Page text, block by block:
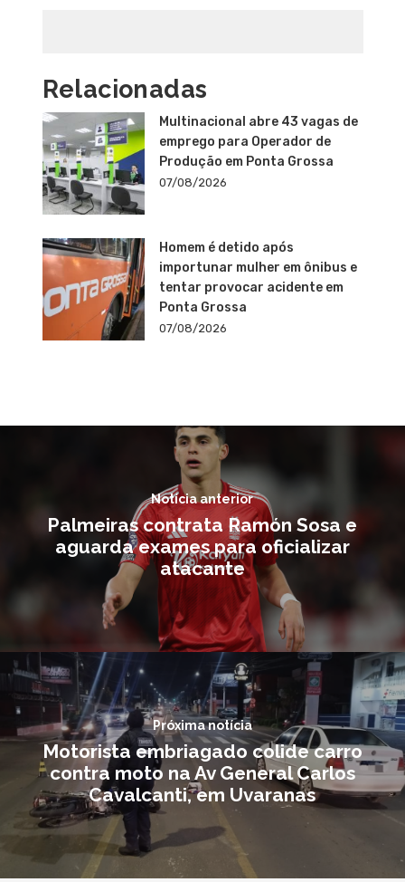
Relacionadas
Multinacional abre 43 vagas de
emprego para Operador de
Produção em Ponta Grossa
07/08/2026
Homem é detido após
importunar mulher em ônibus e
tentar provocar acidente em
Ponta Grossa
07/08/2026
Notícia anterior
Palmeiras contrata Ramón Sosa e
aguarda exames para oficializar
atacante
Próxima notícia
Motorista embriagado colide carro
contra moto na Av General Carlos
Cavalcanti, em Uvaranas